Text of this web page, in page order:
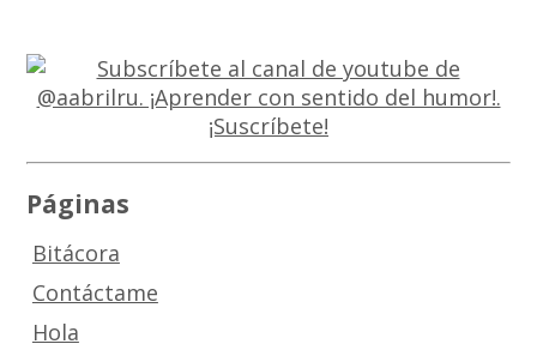
Páginas
Bitácora
Contáctame
Hola